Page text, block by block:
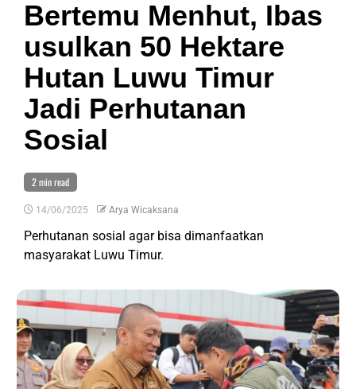
Bertemu Menhut, Ibas
usulkan 50 Hektare
Hutan Luwu Timur
Jadi Perhutanan
Sosial
2 min read
14/06/2025 Arya Wicaksana
Perhutanan sosial agar bisa dimanfaatkan
masyarakat Luwu Timur.